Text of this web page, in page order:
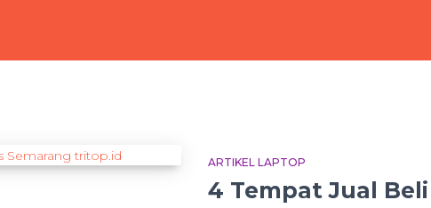
ARTIKEL LAPTOP
4 Tempat Jual